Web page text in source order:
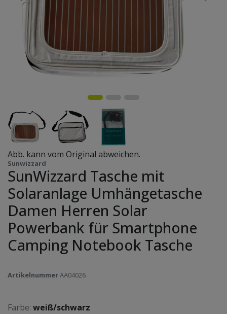
Abb. kann vom Original abweichen.
Sunwizzard
SunWizzard Tasche mit
Solaranlage Umhängetasche
Damen Herren Solar
Powerbank für Smartphone
Camping Notebook Tasche
ArtikelnummerAA04026
Farbe: weiß/schwarz